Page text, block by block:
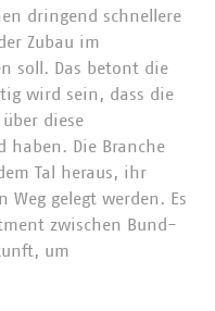
dringend schnellere
Zubau im
soll. Das betont die
wird sein, dass die
über diese
haben. Die Branche
Tal heraus, ihr
gelegt werden. Es
zwischen Bund-
um